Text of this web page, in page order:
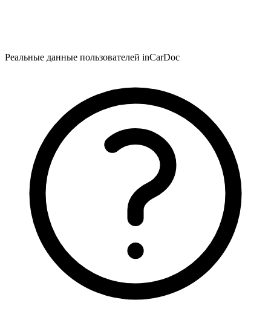
Реальные данные пользователей inCarDoc